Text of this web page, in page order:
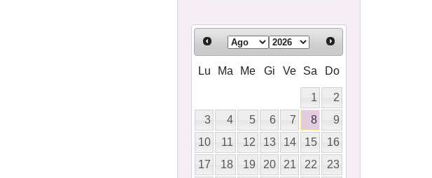
Lu Ma Me Gi Ve Sa Do
1
2
3
4 5 6 7 8
9
10
11 12 13 14 15
16
17
18 19 20 21 22
23